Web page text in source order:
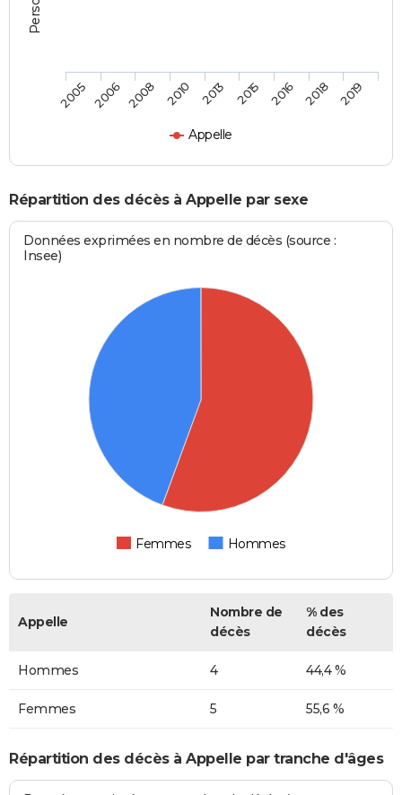
Appelle
2005 2006 2008 2010 2013 2015 2016 2018 2019
Répartition des décès à Appelle par sexe
Données exprimées en nombre de décès (source :
Insee)
Femmes Hommes
Appelle
Nombre de
décès
% des
décès
Hommes 4 44,4 %
Femmes 5 55,6 %
Répartition des décès à Appelle par tranche d'âges